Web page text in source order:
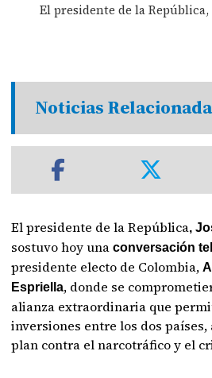
El presidente de la
Noticias
El presidente de la República,
sostuvo hoy unaconversación
presidente electo de Colombia,
Espriella, donde se
alianza extraordinaria que
inversiones entre los dos
plan contra el narcotráfico y el